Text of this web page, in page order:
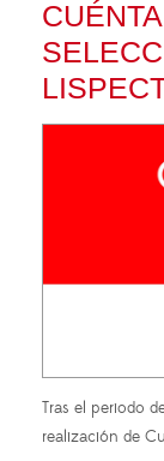
Tras el periodo
realización de